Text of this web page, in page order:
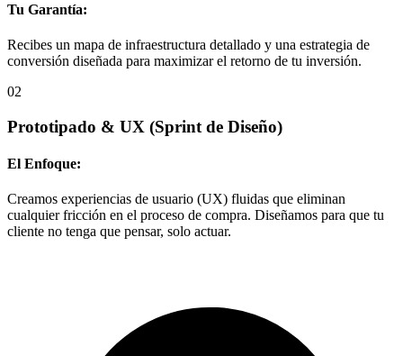
Tu Garantía:
Recibes un mapa de infraestructura detallado y una estrategia de
conversión diseñada para maximizar el retorno de tu inversión.
02
Prototipado & UX (Sprint de Diseño)
El Enfoque:
Creamos experiencias de usuario (UX) fluidas que eliminan
cualquier fricción en el proceso de compra. Diseñamos para que tu
cliente no tenga que pensar, solo actuar.